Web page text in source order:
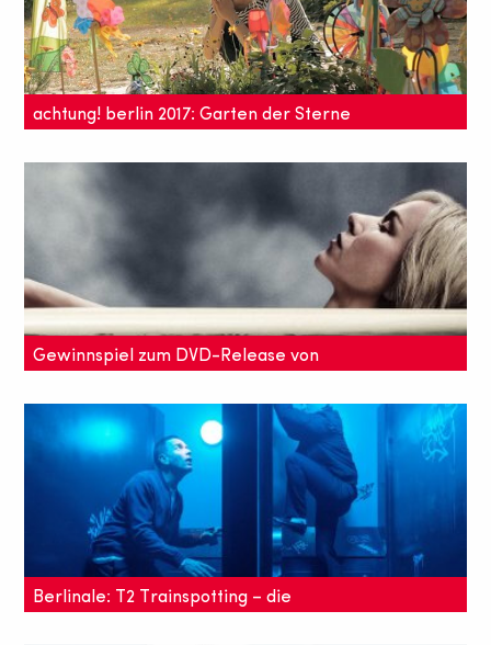
achtung! berlin 2017: Garten der Sterne
Berlins
Eine Dokumentation über einen Friedhof auf dem
Trauer und Schweigen nebensächlich sind.
Gewinnspiel zum DVD-Release von
Lust auf einen Psychothriller, der das Blut in den
Adern gefrieren lässt? Dann macht mit beim
Gewinnspiel - wir verlosen 2 DVDs von SHUT IN!
Berlinale: T2 Trainspotting – die